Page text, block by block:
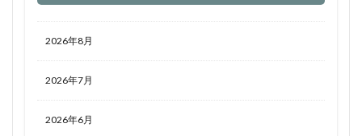
2026年8月
2026年7月
2026年6月